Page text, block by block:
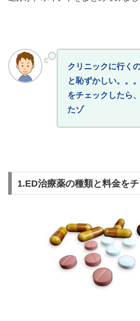
クリニックに行く
と恥ずかしい。。
をチェックしたら
たゾ
1.ED治療薬の種類と料金を